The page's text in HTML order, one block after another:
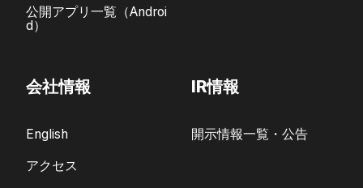
公開アプリ一覧（Androi
d）
会社情報
English
アクセス
IR情報
開示情報一覧・公告